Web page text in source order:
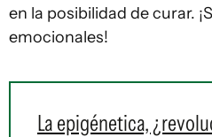
en la posibilidad de curar.
emocionales!
La epigénetica,